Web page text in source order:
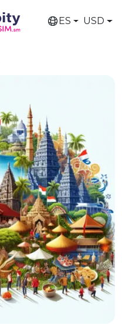
ES USD